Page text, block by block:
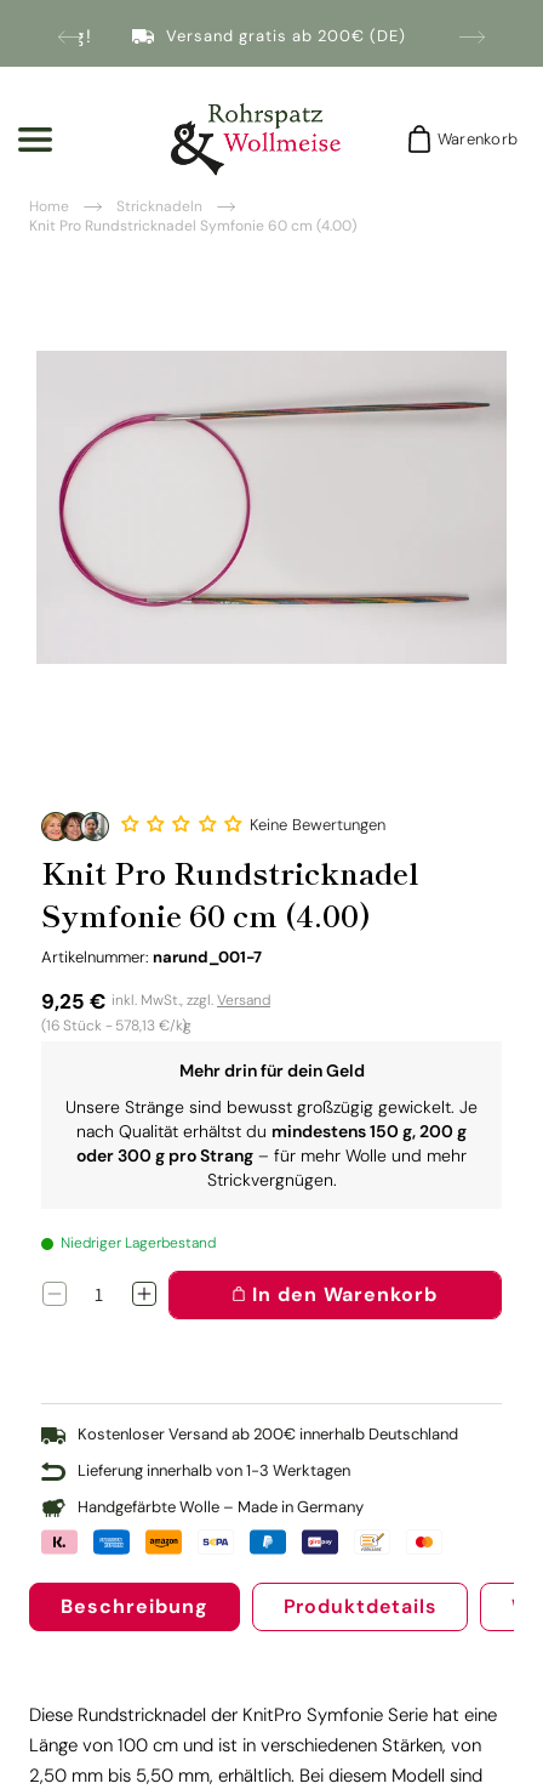
Versand gratis ab 200€ (DE)
Warenkorb
Warenkorb
Home
Stricknadeln
Knit Pro Rundstricknadel Symfonie 60 cm (4.00)
Keine Bewertungen
Knit Pro Rundstricknadel
Symfonie 60 cm (4.00)
Artikelnummer: SKU:
narund_001-7
Normaler
Preis
9,25 €
(16Stück - Grundpreis
578,13 €/kg
)
inkl. MwSt., zzgl.Versand
Mehr drin für dein Geld
Unsere Stränge sind bewusst großzügig gewickelt. Je
nach Qualität erhältst du mindestens 150 g, 200 g
oder 300 g pro Strang – für mehr Wolle und mehr
Strickvergnügen.
Niedriger Lagerbestand
Verringere
Rundstricknadel
60
cm
(4.00)
Erhöhe
Rundstricknadel
60
cm
In den Warenkorb
Kostenloser Versand ab 200€ innerhalb Deutschland
Lieferung innerhalb von 1-3 Werktagen
Handgefärbte Wolle – Made in Germany
Beschreibung Produktdetails
Diese Rundstricknadel der KnitPro Symfonie Serie hat eine
Länge von 100 cm und ist in verschiedenen Stärken, von
2,50 mm bis 5,50 mm, erhältlich. Bei diesem Modell sind